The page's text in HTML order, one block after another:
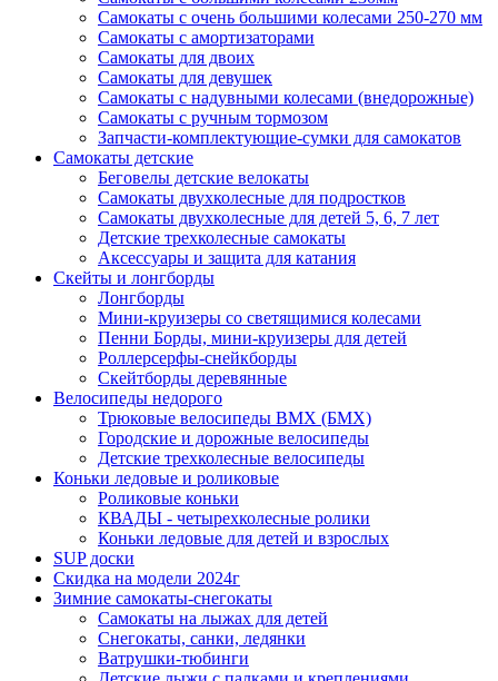
Самокаты с очень большими колесами 250-270 мм
Самокаты с амортизаторами
Самокаты для двоих
Самокаты для девушек
Самокаты с надувными колесами (внедорожные)
Самокаты с ручным тормозом
Запчасти-комплектующие-сумки для самокатов
Самокаты детские
Беговелы детские велокаты
Самокаты двухколесные для подростков
Самокаты двухколесные для детей 5, 6, 7 лет
Детские трехколесные самокаты
Аксессуары и защита для катания
Cкейты и лонгборды
Лонгборды
Мини-круизеры со светящимися колесами
Пенни Борды, мини-круизеры для детей
Роллерсерфы-снейкборды
Скейтборды деревянные
Велосипеды недорого
Трюковые велосипеды BMX (БМХ)
Городские и дорожные велосипеды
Детские трехколесные велосипеды
Коньки ледовые и роликовые
Роликовые коньки
КВАДЫ - четырехколесные ролики
Коньки ледовые для детей и взрослых
SUP доски
Скидка на модели 2024г
Зимние самокаты-снегокаты
Самокаты на лыжах для детей
Снегокаты, санки, ледянки
Ватрушки-тюбинги